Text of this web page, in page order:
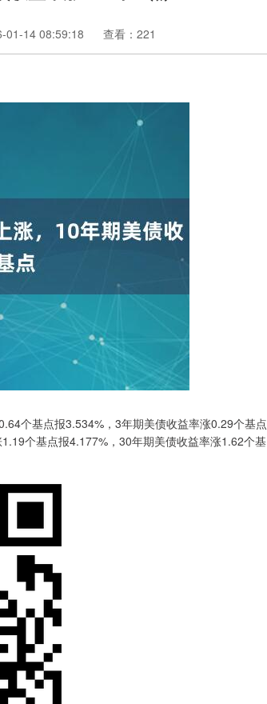
01-14 08:59:18 查看：221
个基点报3.534%，3年期美债收益率涨0.29个基点
个基点报4.177%，30年期美债收益率涨1.62个基